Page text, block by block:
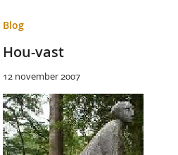
Blog
Hou-vast
12 november 2007